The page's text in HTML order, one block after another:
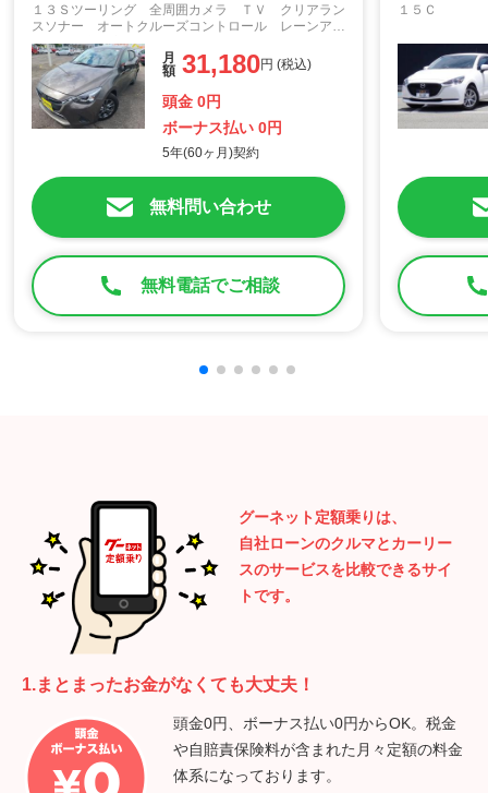
１３Ｓツーリング 全周囲カメラ ＴＶ クリアラン
スソナー オートクルーズコントロール レーンアシ
スト 衝突被害軽減システム アルミホイール ＬＥ
Ｄヘッドランプ スマートキー アイドリングストッ
プ 電動格納ミラー
月
額 31,180円 (税込)
頭金 0円
ボーナス払い 0円
5年(60ヶ月)契約
無料問い合わせ
無料電話でご相談
１５Ｃ
グーネット定額乗りは、
自社ローンのクルマとカーリー
スのサービスを比較できるサイ
トです。
1.まとまったお金がなくても大丈夫！
頭金0円、ボーナス払い0円からOK。税金
や自賠責保険料が含まれた月々定額の料金
体系になっております。